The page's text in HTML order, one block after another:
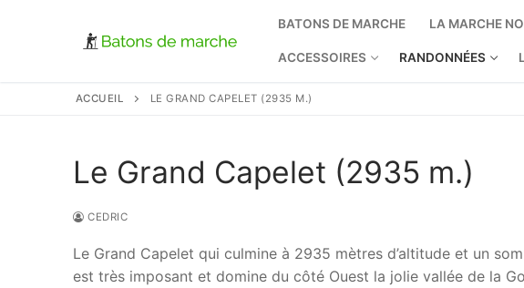
BATONS DE MARCHE LA MARCHE
ACCESSOIRES RANDONNÉES
ACCUEIL LE GRAND CAPELET (2935 M.)
Le Grand Capelet (2935 m.)
CEDRIC
Le Grand Capelet qui culmine à 2935 mètres d’altitude et un
est très imposant et domine du côté Ouest la jolie vallée de la